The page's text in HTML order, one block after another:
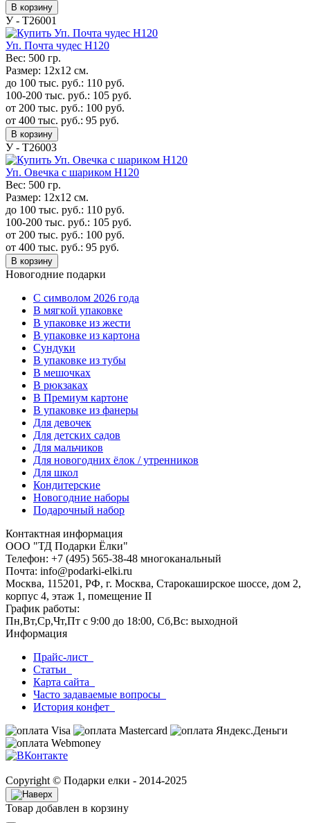
В корзину
У - Т26001
Уп. Почта чудес H120
Вес: 500 гр.
Размер: 12х12 см.
до 100 тыс. руб.: 110 руб.
100-200 тыс. руб.: 105 руб.
от 200 тыс. руб.: 100 руб.
от 400 тыс. руб.: 95 руб.
В корзину
У - Т26003
Уп. Овечка с шариком H120
Вес: 500 гр.
Размер: 12х12 см.
до 100 тыс. руб.: 110 руб.
100-200 тыс. руб.: 105 руб.
от 200 тыс. руб.: 100 руб.
от 400 тыс. руб.: 95 руб.
В корзину
Новогодние подарки
C символом 2026 года
В мягкой упаковке
В упаковке из жести
В упаковке из картона
Сундуки
В упаковке из тубы
В мешочках
В рюкзаках
В Премиум картоне
В упаковке из фанеры
Для девочек
Для детских садов
Для мальчиков
Для новогодних ёлок / утренников
Для школ
Кондитерские
Новогодние наборы
Подарочный набор
Контактная информация
ООО "ТД Подарки Ёлки"
Телефон: +7 (495) 565-38-48 многоканальный
Почта: info@podarki-elki.ru
Москва, 115201, РФ, г. Москва, Старокаширское шоссе, дом 2,
корпус 4, этаж 1, помещение II
График работы:
Пн,Вт,Ср,Чт,Пт с 9:00 до 18:00, Сб,Вс: выходной
Информация
Прайс-лист
Статьи
Карта сайта
Часто задаваемые вопросы
История конфет
Copyright © Подарки елки - 2014-2025
Товар добавлен в корзину